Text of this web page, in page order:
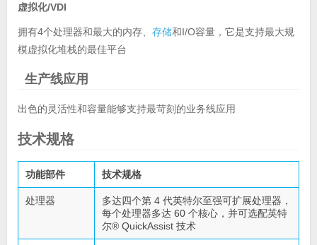
虚拟化/VDI
拥有4个处理器和最大的内存、 存储和I/O容量，它是支持最大规
模虚拟化堆栈的最佳平台
生产线应用
出色的灵活性和容量能够支持最苛刻的业务线应用
技术规格
功能部件 技术规格
处理器
多达四个第 4 代英特尔至强可扩展处理器，
每个处理器多达 60 个核心，并可选配英特
尔® QuickAssist 技术